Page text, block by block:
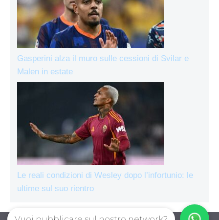
Gasperini alza il muro sulle cessioni di Svilar e
Malen in estate
Le reali condizioni di Wesley dopo l’infortunio: le
ultime sul suo rientro